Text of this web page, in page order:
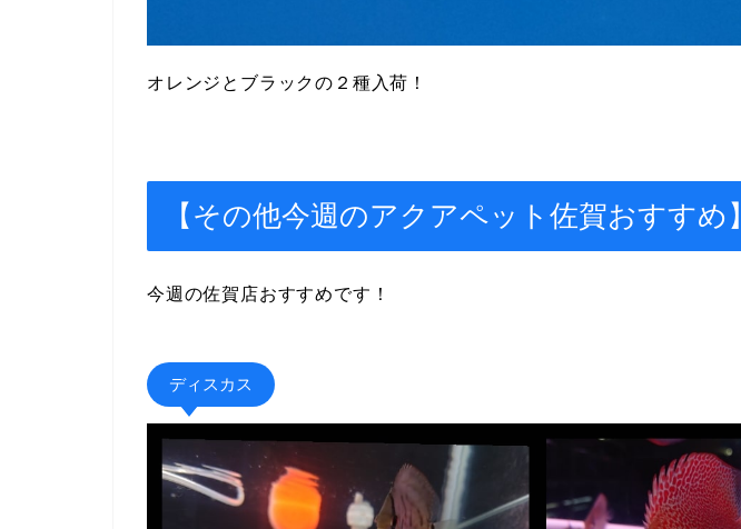
オレンジとブラックの２種入荷！
【その他今週のアクアペット佐賀おすすめ】
今週の佐賀店おすすめです！
ディスカス